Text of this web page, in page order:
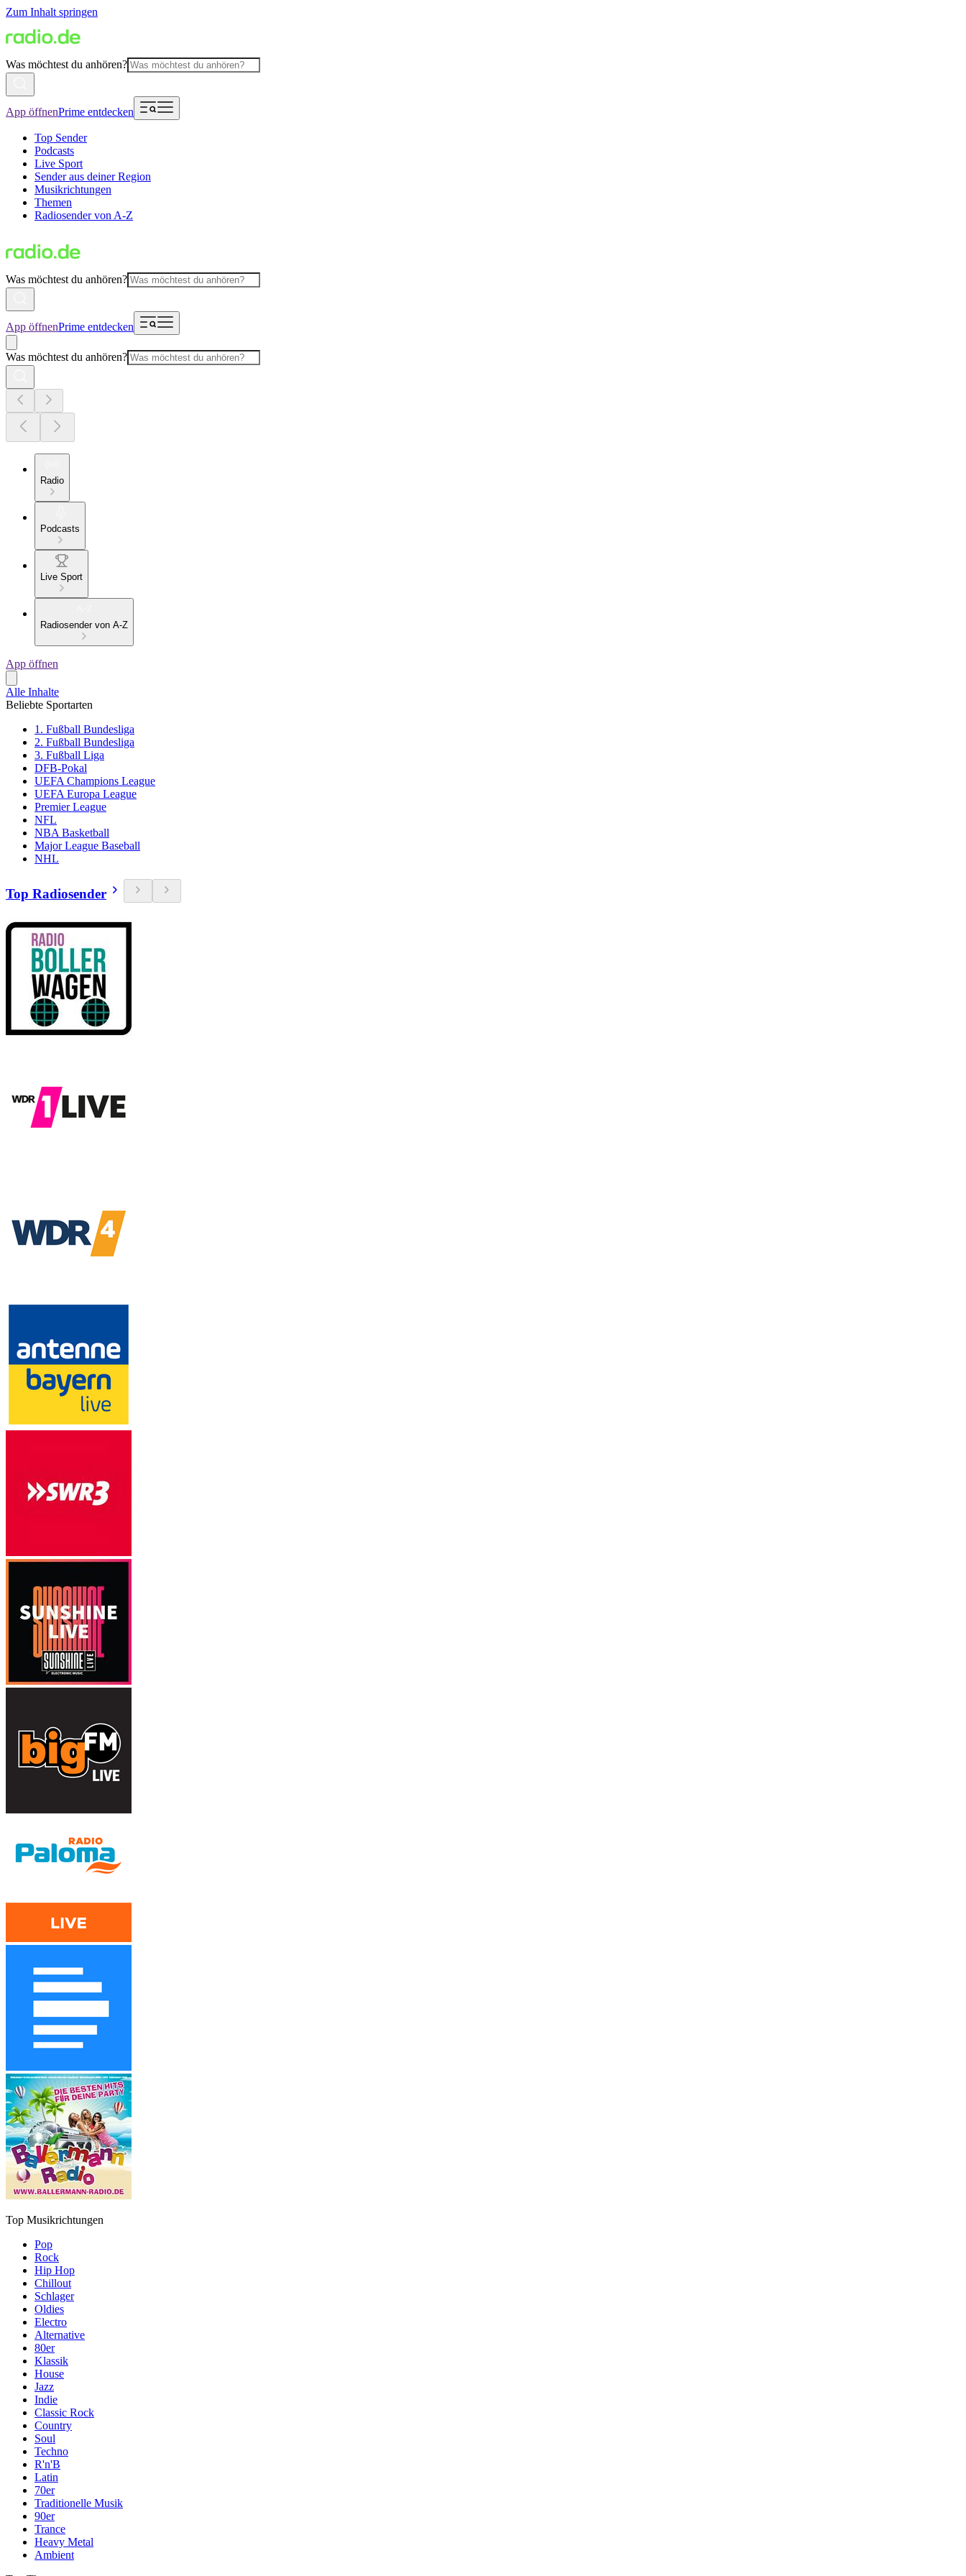
Zum Inhalt springen
Was möchtest du anhören?
App öffnenPrime entdecken
Top Sender
Podcasts
Live Sport
Sender aus deiner Region
Musikrichtungen
Themen
Radiosender von A-Z
Was möchtest du anhören?
App öffnenPrime entdecken
Was möchtest du anhören?
Radio
Podcasts
Live Sport
Radiosender von A-Z
App öffnen
Alle Inhalte
Beliebte Sportarten
1. Fußball Bundesliga
2. Fußball Bundesliga
3. Fußball Liga
DFB-Pokal
UEFA Champions League
UEFA Europa League
Premier League
NFL
NBA Basketball
Major League Baseball
NHL
Top Radiosender
Top Musikrichtungen
Pop
Rock
Hip Hop
Chillout
Schlager
Oldies
Electro
Alternative
80er
Klassik
House
Jazz
Indie
Classic Rock
Country
Soul
Techno
R'n'B
Latin
70er
Traditionelle Musik
90er
Trance
Heavy Metal
Ambient